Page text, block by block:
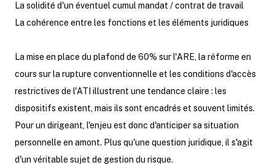
La solidité d'un éventuel cumul mandat / contrat de travail
La cohérence entre les fonctions et les éléments juridiques
La mise en place du plafond de 60% sur l'ARE, la réforme en
cours sur la rupture conventionnelle et les conditions d'accès
restrictives de l'ATI illustrent une tendance claire : les
dispositifs existent, mais ils sont encadrés et souvent limités.
Pour un dirigeant, l'enjeu est donc d'anticiper sa situation
personnelle en amont. Plus qu'une question juridique, il s'agit
d'un véritable sujet de gestion du risque.